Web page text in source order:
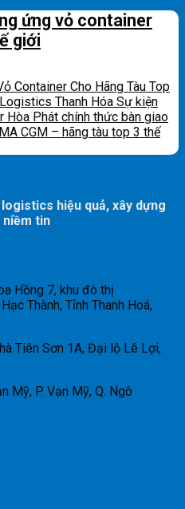
ứng vỏ container
giới
Container Cho Hãng Tàu Top
Thanh Hóa Sự kiện
Hòa Phát chính thức bàn giao
CGM – hãng tàu top 3 thế
hiệu quả, xây dựng
niềm tin
Hồng 7, khu đô thị
Thành, Tỉnh Thanh Hoá,
Tiên Sơn 1A, Đại lộ Lê Lợi,
Mỹ, P. Vạn Mỹ, Q. Ngô